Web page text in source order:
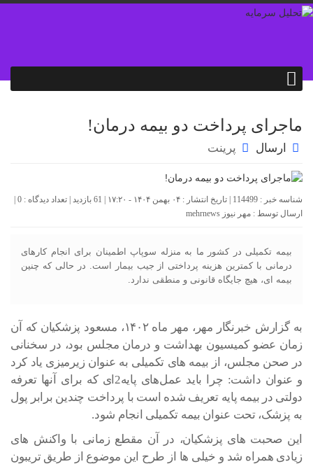
ماجرای پرداخت دو بیمه درمان!
ارسال پرینت
شناسه خبر : 114499 | تاریخ انتشار : ۰۴ بهمن ۱۴۰۴ - ۱۷:۲۰ | 61 بازدید | تعداد دیدگاه : 0
ارسال توسط : مهر نیوز mehrnews
بیمه تکمیلی در کشور ما به منزله سوپاپ اطمینان برای انجام کارهای
درمانی با کمترین هزینه پرداختی از جیب بیمار است. در حالی که چنین
بیمه ای، هیچ جایگاه قانونی و منطقی ندارد.
به گزارش خبرنگار مهر، مهر ماه ۱۴۰۲، مسعود پزشکیان که آن
زمان عضو کمیسیون بهداشت و درمان مجلس بود، در سخنانی
در صحن مجلس، از بیمه های تکمیلی به عنوان زیرمیزی یاد کرد
و عنوان داشت: چرا باید عمل‌های پایه‌2ای که برای آنها تعرفه
دولتی در بیمه پایه تعریف شده است با پرداخت چندین برابر پول
به پزشک، تحت عنوان بیمه تکمیلی انجام شود.
این صحبت های پزشکیان، در آن مقطع زمانی با واکنش های
زیادی همراه شد و خیلی ها از طرح این موضوع از طریق تریبون